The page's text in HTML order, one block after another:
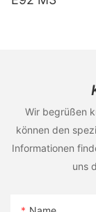
Wir begrüßen
können den
Informationen
uns